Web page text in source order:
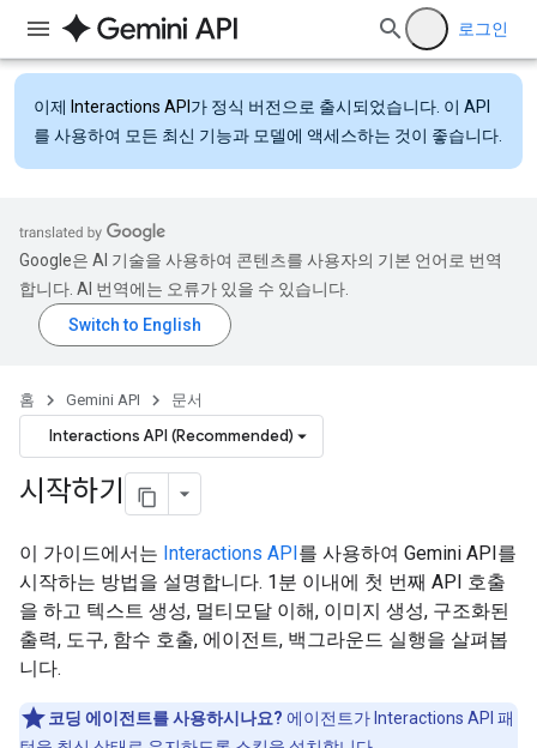
로그인
이제 Interactions API 가 정식 버전으로 출시되었습니다. 이 API
를 사용하여 모든 최신 기능과 모델에 액세스하는 것이 좋습니다.
Google은 AI 기술을 사용하여 콘텐츠를 사용자의 기본 언어로 번역
합니다. AI 번역에는 오류가 있을 수 있습니다.
홈 Gemini API 문서
Interactions API (Recommended)
시작하기
이 가이드에서는 Interactions API를 사용하여 Gemini API를
시작하는 방법을 설명합니다. 1분 이내에 첫 번째 API 호출
을 하고 텍스트 생성, 멀티모달 이해, 이미지 생성, 구조화된
출력, 도구, 함수 호출, 에이전트, 백그라운드 실행을 살펴봅
니다.
코딩 에이전트를 사용하시나요? 에이전트가 Interactions API 패